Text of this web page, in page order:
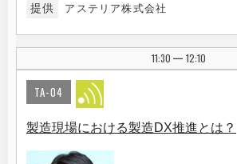
提供 アステリア株式会社
11:30 | 12:10
TA-04
製造現場における製造DX推進とは？